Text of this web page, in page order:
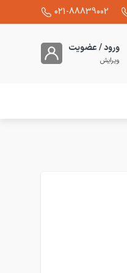
021-88839002
ورود / عضویت
ویرایش